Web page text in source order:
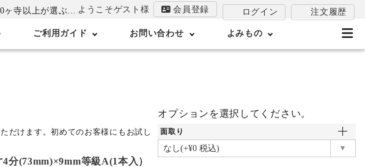
選ぶ卒塔婆専門店 ようこそゲスト様 会員登録 ログイン 注文履歴
ご利用ガイド お問い合わせ よみもの
だけます。初めてのお客様にもお試し
分(73mm)×9mm等級A(1本入）
オプションを選択してください。
面取り